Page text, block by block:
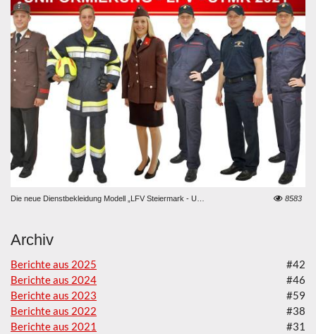
8583
Archiv
Berichte aus 2025
#42
Berichte aus 2024
#46
Berichte aus 2023
#59
Berichte aus 2022
#38
Berichte aus 2021
#31